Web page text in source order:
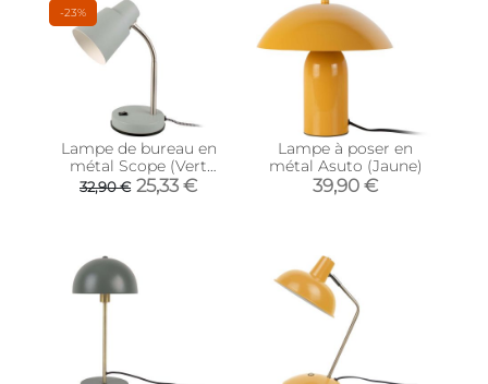
-23%
Lampe de bureau en
métal Scope (Vert
brumeux)
32,90 € 25,33 €
Lampe à poser en
métal Asuto (Jaune)
39,90 €